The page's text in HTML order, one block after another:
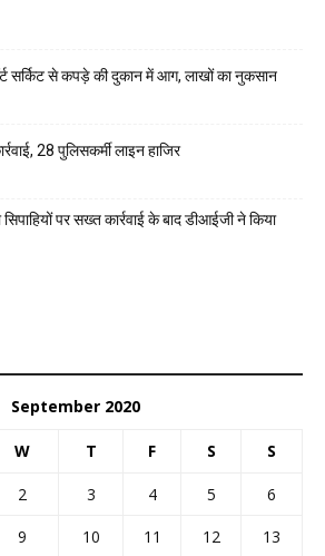
सर्किट से कपड़े की दुकान में आग, लाखों का नुकसान
28 पुलिसकर्मी लाइन हाजिर
पर सख्त कार्रवाई के बाद डीआईजी ने किया
September 2020
W T F S S
2 3 4 5
6
9 10 11 12
13